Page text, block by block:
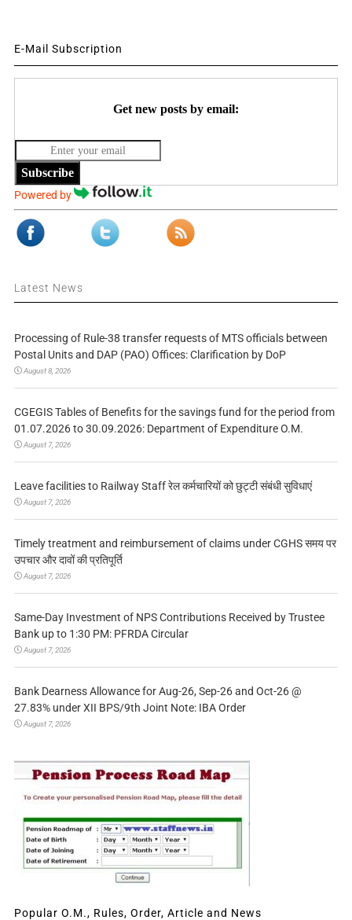
E-Mail Subscription
Get new posts by email:
Subscribe
Powered by
Latest News
Processing of Rule-38 transfer requests of MTS officials between
Postal Units and DAP (PAO) Offices: Clarification by DoP
August 8, 2026
CGEGIS Tables of Benefits for the savings fund for the period from
01.07.2026 to 30.09.2026: Department of Expenditure O.M.
August 7, 2026
Leave facilities to Railway Staff रेल कर्मचारियों को छुट्टी संबंधी सुविधाएं
August 7, 2026
Timely treatment and reimbursement of claims under CGHS समय पर
उपचार और दावों की प्रतिपूर्ति
August 7, 2026
Same-Day Investment of NPS Contributions Received by Trustee
Bank up to 1:30 PM: PFRDA Circular
August 7, 2026
Bank Dearness Allowance for Aug-26, Sep-26 and Oct-26 @
27.83% under XII BPS/9th Joint Note: IBA Order
August 7, 2026
Popular O.M., Rules, Order, Article and News